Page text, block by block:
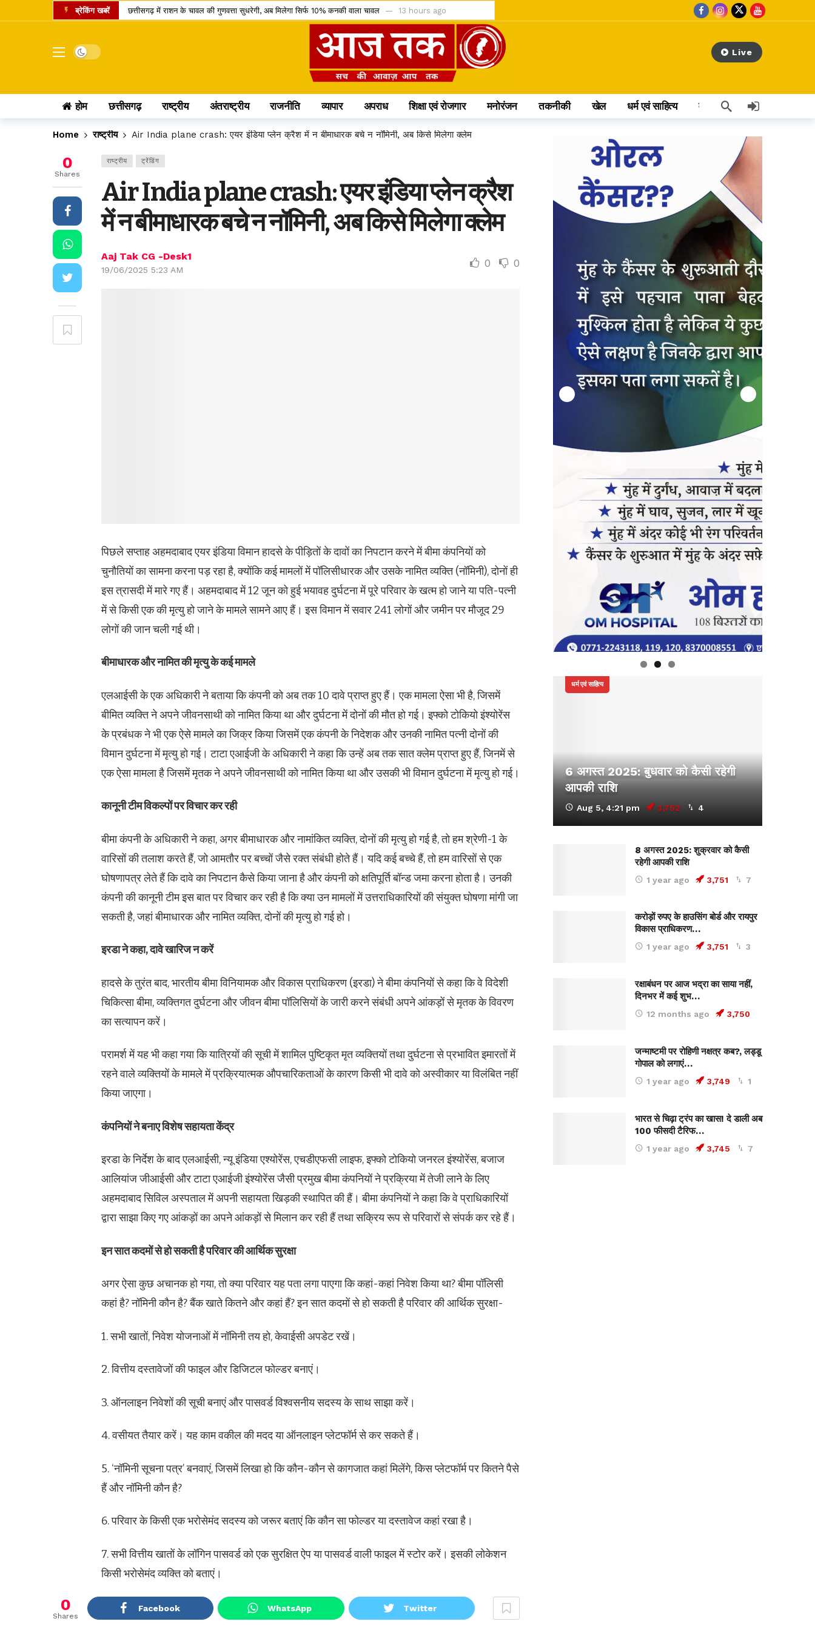
ब्रेकिंग खबरें छत्तीसगढ़ में राशन के चावल की गुणवत्ता सुधरेगी, अब मिलेगा सिर्फ 10% कनकी वाला चावल 13 hours ago
रायपुर समेत कई जिलों में तेज बारिश की संभावना, IMD ने जारी किया ऑरेंज और येलो अलर्ट 13 hours ago
डोंगरगढ़ BJP मंडल इकाई भंग, 5 कार्यकर्ता निष्कासित; अनुशासन पर बोले डिप्टी CM अरुण साव 13 hours ago
केंद्र का बड़ा फैसला, CNG और PNG में बायोगैस ब्लेंडिंग को कैबिनेट की हरी झंडी 14 hours ago
UPI पेमेंट पर लगेगा चार्ज? लोकसभा में पास विधेयक के प्रमुख प्रावधान जानिए
अतीक अहमद का एक और चिराग बुझा, छोटे बेटे की मौत के बाद खत्म होने की कगार पर कुनबा 2 days ago
Dark mode Live
होम छत्तीसगढ़ राष्ट्रीय अंतराष्ट्रीय राजनीति व्यापार अपराध शिक्षा एवं रोजगार मनोरंजन तकनीकी खेल धर्म एवं साहित्य वेब स्टोरी अन्य खबर
Home राष्ट्रीय Air India plane crash: एयर इंडिया प्लेन क्रैश में न बीमाधारक बचे न नॉमिनी, अब किसे मिलेगा क्लेम
राष्ट्रीय ट्रेंडिंग
Air India plane crash: एयर इंडिया प्लेन क्रैश
में न बीमाधारक बचे न नॉमिनी, अब किसे मिलेगा क्लेम
Aaj Tak CG -Desk1
19/06/2025 5:23 AM
0 0
0
Shares
पिछले सप्ताह अहमदाबाद एयर इंडिया विमान हादसे के पीड़ितों के दावों का निपटान करने में बीमा कंपनियों को
चुनौतियों का सामना करना पड़ रहा है, क्योंकि कई मामलों में पॉलिसीधारक और उसके नामित व्यक्ति (नॉमिनी), दोनों ही
इस त्रासदी में मारे गए हैं। अहमदाबाद में 12 जून को हुई भयावह दुर्घटना में पूरे परिवार के खत्म हो जाने या पति-पत्नी
में से किसी एक की मृत्यु हो जाने के मामले सामने आए हैं। इस विमान में सवार 241 लोगों और जमीन पर मौजूद 29
लोगों की जान चली गई थी।
बीमाधारक और नामित की मृत्यु के कई मामले
एलआईसी के एक अधिकारी ने बताया कि कंपनी को अब तक 10 दावे प्राप्त हुए हैं। एक मामला ऐसा भी है, जिसमें
बीमित व्यक्ति ने अपने जीवनसाथी को नामित किया था और दुर्घटना में दोनों की मौत हो गई। इफ्को टोकियो इंश्योरेंस
के प्रबंधक ने भी एक ऐसे मामले का जिक्र किया जिसमें एक कंपनी के निदेशक और उनकी नामित पत्नी दोनों की
विमान दुर्घटना में मृत्यु हो गई। टाटा एआईजी के अधिकारी ने कहा कि उन्हें अब तक सात क्लेम प्राप्त हुए हैं, जिनमें से
एक ऐसा मामला है जिसमें मृतक ने अपने जीवनसाथी को नामित किया था और उसकी भी विमान दुर्घटना में मृत्यु हो गई।
कानूनी टीम विकल्पों पर विचार कर रही
बीमा कंपनी के अधिकारी ने कहा, अगर बीमाधारक और नामांकित व्यक्ति, दोनों की मृत्यु हो गई है, तो हम श्रेणी-1 के
वारिसों की तलाश करते हैं, जो आमतौर पर बच्चों जैसे रक्त संबंधी होते हैं। यदि कई बच्चे हैं, तो हम वारिसों से एक
घोषणापत्र लेते हैं कि दावे का निपटान कैसे किया जाना है और कंपनी को क्षतिपूर्ति बॉन्ड जमा करना होता है। उनकी
कंपनी की कानूनी टीम इस बात पर विचार कर रही है कि क्या उन मामलों में उत्तराधिकारियों की संयुक्त घोषणा मांगी जा
सकती है, जहां बीमाधारक और नामित व्यक्ति, दोनों की मृत्यु हो गई हो।
इरडा ने कहा, दावे खारिज न करें
हादसे के तुरंत बाद, भारतीय बीमा विनियामक और विकास प्राधिकरण (इरडा) ने बीमा कंपनियों से कहा कि वे विदेशी
चिकित्सा बीमा, व्यक्तिगत दुर्घटना और जीवन बीमा पॉलिसियों के जारी करने संबंधी अपने आंकड़ों से मृतक के विवरण
का सत्यापन करें।
परामर्श में यह भी कहा गया कि यात्रियों की सूची में शामिल पुष्टिकृत मृत व्यक्तियों तथा दुर्घटना से प्रभावित इमारतों में
रहने वाले व्यक्तियों के मामले में प्रक्रियात्मक औपचारिकताओं के कारण किसी भी दावे को अस्वीकार या विलंबित नहीं
किया जाएगा।
कंपनियों ने बनाए विशेष सहायता केंद्र
इरडा के निर्देश के बाद एलआईसी, न्यू इंडिया एश्योरेंस, एचडीएफसी लाइफ, इफ्को टोकियो जनरल इंश्योरेंस, बजाज
आलियांज जीआईसी और टाटा एआईजी इंश्योरेंस जैसी प्रमुख बीमा कंपनियों ने प्रक्रिया में तेजी लाने के लिए
अहमदाबाद सिविल अस्पताल में अपनी सहायता खिड़की स्थापित की हैं। बीमा कंपनियों ने कहा कि वे प्राधिकारियों
द्वारा साझा किए गए आंकड़ों का अपने आंकड़ों से मिलान कर रही हैं तथा सक्रिय रूप से परिवारों से संपर्क कर रहे हैं।
इन सात कदमों से हो सकती है परिवार की आर्थिक सुरक्षा
अगर ऐसा कुछ अचानक हो गया, तो क्या परिवार यह पता लगा पाएगा कि कहां-कहां निवेश किया था? बीमा पॉलिसी
कहां है? नॉमिनी कौन है? बैंक खाते कितने और कहां हैं? इन सात कदमों से हो सकती है परिवार की आर्थिक सुरक्षा-
1. सभी खातों, निवेश योजनाओं में नॉमिनी तय हो, केवाईसी अपडेट रखें।
2. वित्तीय दस्तावेजों की फाइल और डिजिटल फोल्डर बनाएं।
3. ऑनलाइन निवेशों की सूची बनाएं और पासवर्ड विश्वसनीय सदस्य के साथ साझा करें।
4. वसीयत तैयार करें। यह काम वकील की मदद या ऑनलाइन प्लेटफॉर्म से कर सकते हैं।
5. ‘नॉमिनी सूचना पत्र’ बनवाएं, जिसमें लिखा हो कि कौन-कौन से कागजात कहां मिलेंगे, किस प्लेटफॉर्म पर कितने पैसे
हैं और नॉमिनी कौन है?
6. परिवार के किसी एक भरोसेमंद सदस्य को जरूर बताएं कि कौन सा फोल्डर या दस्तावेज कहां रखा है।
7. सभी वित्तीय खातों के लॉगिन पासवर्ड को एक सुरक्षित ऐप या पासवर्ड वाली फाइल में स्टोर करें। इसकी लोकेशन
किसी भरोसेमंद व्यक्ति को बताएं।
0
Shares
Facebook WhatsApp Twitter
धर्म एवं साहित्य
6 अगस्त 2025: बुधवार को कैसी रहेगी
आपकी राशि
Aug 5, 4:21 pm 3,752 4
8 अगस्त 2025: शुक्रवार को कैसी
रहेगी आपकी राशि
1 year ago 3,751 7
करोड़ों रुपए के हाउसिंग बोर्ड और रायपुर
विकास प्राधिकरण…
1 year ago 3,751 3
रक्षाबंधन पर आज भद्रा का साया नहीं,
दिनभर में कई शुभ…
12 months ago 3,750
जन्माष्टमी पर रोहिणी नक्षत्र कब?, लड्डू
गोपाल को लगाएं…
1 year ago 3,749 1
भारत से चिढ़ा ट्रंप का खास! दे डाली अब
100 फीसदी टैरिफ…
1 year ago 3,745 7